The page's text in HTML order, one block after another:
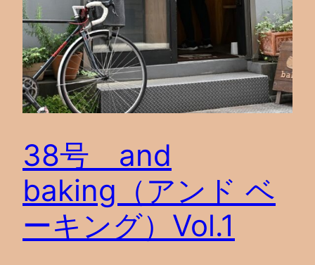
38号 and
baking（アンド ベ
ーキング）Vol.1